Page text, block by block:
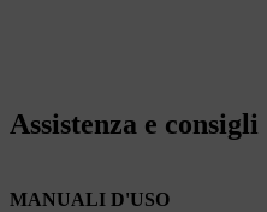
Assistenza e consigli
MANUALI D'USO